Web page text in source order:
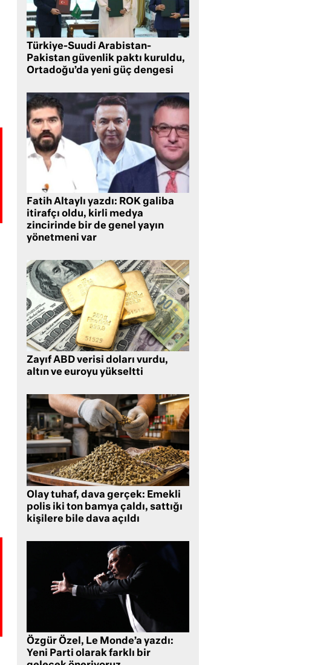
Türkiye-Suudi Arabistan-
Pakistan güvenlik paktı kuruldu,
Ortadoğu’da yeni güç dengesi
Fatih Altaylı yazdı: ROK galiba
itirafçı oldu, kirli medya
zincirinde bir de genel yayın
yönetmeni var
Zayıf ABD verisi doları vurdu,
altın ve euroyu yükseltti
Olay tuhaf, dava gerçek: Emekli
polis iki ton bamya çaldı, sattığı
kişilere bile dava açıldı
Özgür Özel, Le Monde’a yazdı:
Yeni Parti olarak farklı bir